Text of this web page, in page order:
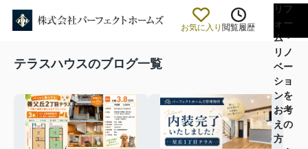
お気に入り 閲覧履歴
リフ
ォー
ム・
リノ
ベー
ショ
ンを
お考
えの
方
テラスハウスのブログ一覧